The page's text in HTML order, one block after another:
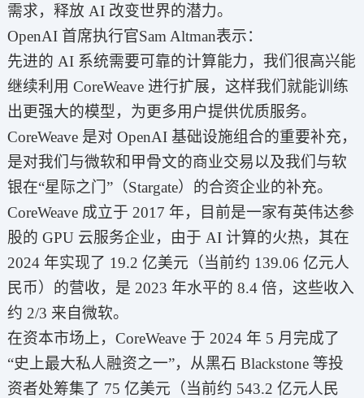
需求，释放 AI 改变世界的潜力。
OpenAI 首席执行官Sam Altman表示：
先进的 AI 系统需要可靠的计算能力，我们很高兴能
继续利用 CoreWeave 进行扩展，这样我们就能训练
出更强大的模型，为更多用户提供优质服务。
CoreWeave 是对 OpenAI 基础设施组合的重要补充，
是对我们与微软和甲骨文的商业交易以及我们与软
银在“星际之门”（Stargate）的合资企业的补充。
CoreWeave 成立于 2017 年，目前是一家有英伟达参
股的 GPU 云服务企业，由于 AI 计算的火热，其在
2024 年实现了 19.2 亿美元（当前约 139.06 亿元人
民币）的营收，是 2023 年水平的 8.4 倍，这些收入
约 2/3 来自微软。
在资本市场上，CoreWeave 于 2024 年 5 月完成了
“史上最大私人融资之一”，从黑石 Blackstone 等投
资者处筹集了 75 亿美元（当前约 543.2 亿元人民